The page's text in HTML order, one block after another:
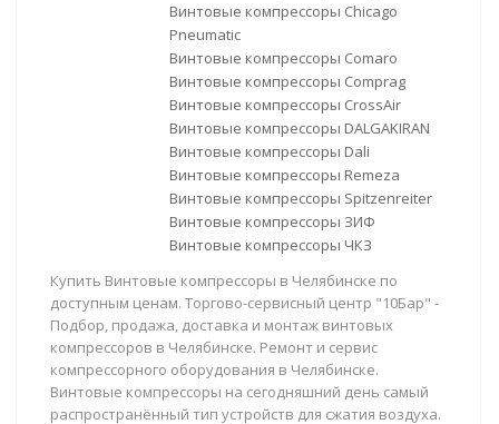
Винтовые компрессоры Chicago
Pneumatic
Винтовые компрессоры Comaro
Винтовые компрессоры Comprag
Винтовые компрессоры CrossAir
Винтовые компрессоры DALGAKIRAN
Винтовые компрессоры Dali
Винтовые компрессоры Remeza
Винтовые компрессоры Spitzenreiter
Винтовые компрессоры ЗИФ
Винтовые компрессоры ЧКЗ
Купить Винтовые компрессоры в Челябинске по
доступным ценам. Торгово-сервисный центр "10Бар" -
Подбор, продажа, доставка и монтаж винтовых
компрессоров в Челябинске. Ремонт и сервис
компрессорного оборудования в Челябинске.
Винтовые компрессоры на сегодняшний день самый
распространённый тип устройств для сжатия воздуха.